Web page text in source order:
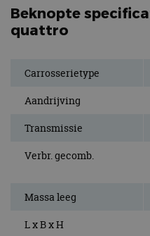
Beknopte
quattro
Carrosserietype
Aandrijving
Transmissie
Verbr. gecomb.
Massa leeg
L x B x H